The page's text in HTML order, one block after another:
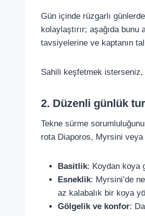
Gün içinde rüzgarlı
kolaylaştırır; aşağıda
tavsiyelerine ve kaptanın
Sahili keşfetmek
2. Düzenli günlük
Tekne sürme
rota Diaporos, Myrsini
Basitlik: Koydan koya
Esneklik: Myrsini’de
az kalabalık bir koya
Gölgelik ve konfor: